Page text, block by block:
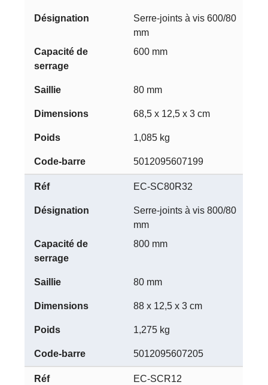
Serre-joints à vis 600/80
mm
600 mm
80 mm
68,5 x 12,5 x 3 cm
1,085 kg
5012095607199
EC-SC80R32
Serre-joints à vis 800/80
mm
800 mm
80 mm
88 x 12,5 x 3 cm
1,275 kg
5012095607205
EC-SCR12